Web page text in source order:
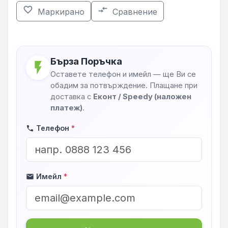
favorite_border Маркирано compare_arrows Сравнение
flash_on Бърза Поръчка
Оставете телефон и имейл — ще Ви се
обадим за потвърждение. Плащане при
доставка с Еконт / Speedy (наложен
платеж).
phone Телефон *
mail Имейл *